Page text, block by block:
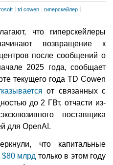
td cowen
гиперскейлер
что гиперскейлеры
возвращение к
после сообщений о
2025 года, сообщает
текущего года TD Cowen
от связанных с
до 2 ГВт, отчасти из-
поставщика
для OpenAI.
что капитальные
$80 млрд только в этом году